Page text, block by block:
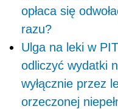
opłaca się
razu?
Ulga na leki w
odliczyć wydatki
wyłącznie przez
orzeczonej